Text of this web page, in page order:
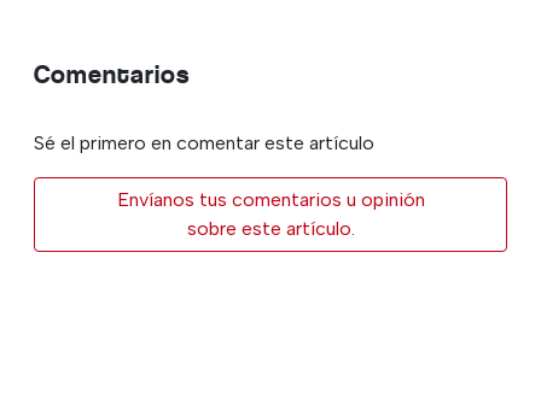
Comentarios
Sé el primero en comentar este artículo
Envíanos tus comentarios u opinión
sobre este artículo.